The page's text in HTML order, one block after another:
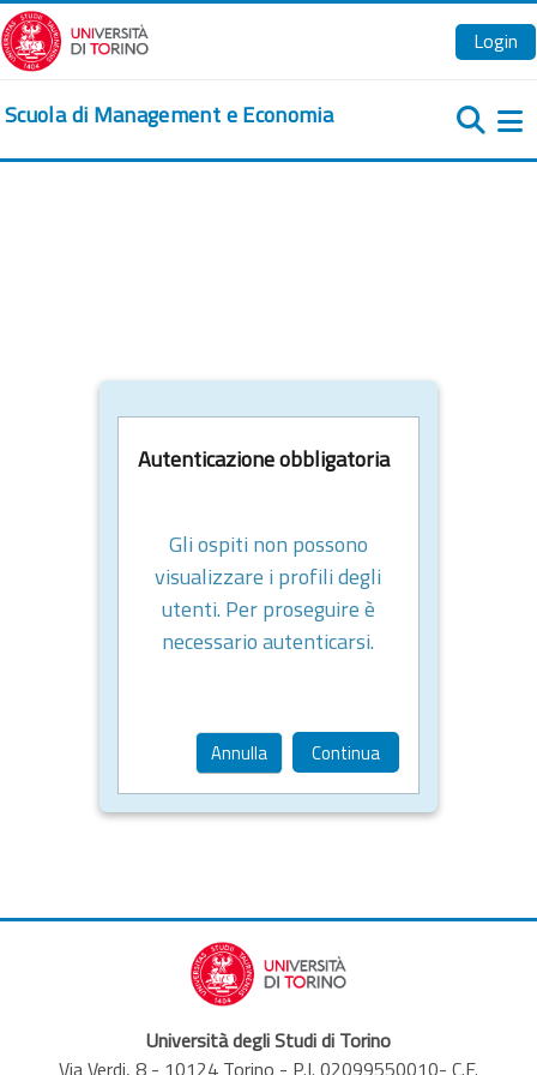
Vai al contenuto principale
Login
Scuola di Management e Economia
Autenticazione obbligatoria
Gli ospiti non possono
visualizzare i profili degli
utenti. Per proseguire è
necessario autenticarsi.
Annulla Continua
Università degli Studi di Torino
Via Verdi, 8 - 10124 Torino - P.I. 02099550010- C.F.